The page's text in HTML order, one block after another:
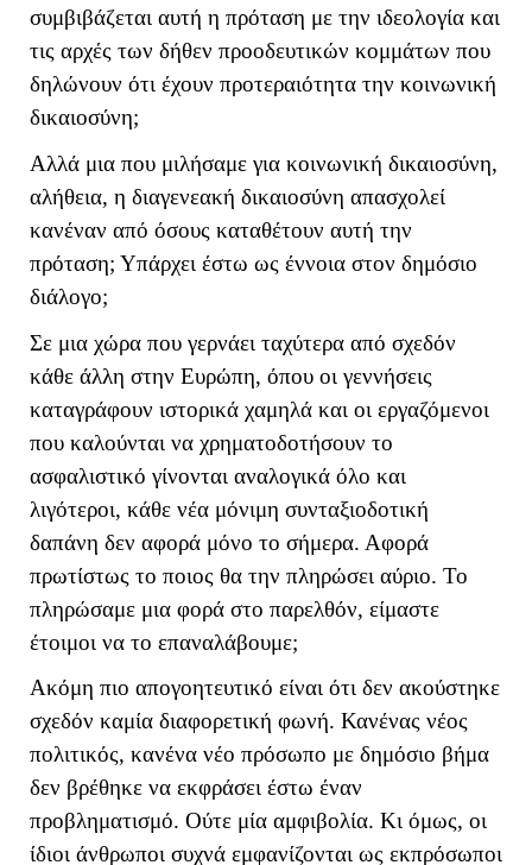
συμβιβάζεται αυτή η πρόταση με την ιδεολογία και
τις αρχές των δήθεν προοδευτικών κομμάτων που
δηλώνουν ότι έχουν προτεραιότητα την κοινωνική
δικαιοσύνη;
Αλλά μια που μιλήσαμε για κοινωνική δικαιοσύνη,
αλήθεια, η διαγενεακή δικαιοσύνη απασχολεί
κανέναν από όσους καταθέτουν αυτή την
πρόταση; Υπάρχει έστω ως έννοια στον δημόσιο
διάλογο;
Σε μια χώρα που γερνάει ταχύτερα από σχεδόν
κάθε άλλη στην Ευρώπη, όπου οι γεννήσεις
καταγράφουν ιστορικά χαμηλά και οι εργαζόμενοι
που καλούνται να χρηματοδοτήσουν το
ασφαλιστικό γίνονται αναλογικά όλο και
λιγότεροι, κάθε νέα μόνιμη συνταξιοδοτική
δαπάνη δεν αφορά μόνο το σήμερα. Αφορά
πρωτίστως το ποιος θα την πληρώσει αύριο. Το
πληρώσαμε μια φορά στο παρελθόν, είμαστε
έτοιμοι να το επαναλάβουμε;
Ακόμη πιο απογοητευτικό είναι ότι δεν ακούστηκε
σχεδόν καμία διαφορετική φωνή. Κανένας νέος
πολιτικός, κανένα νέο πρόσωπο με δημόσιο βήμα
δεν βρέθηκε να εκφράσει έστω έναν
προβληματισμό. Ούτε μία αμφιβολία. Κι όμως, οι
ίδιοι άνθρωποι συχνά εμφανίζονται ως εκπρόσωποι